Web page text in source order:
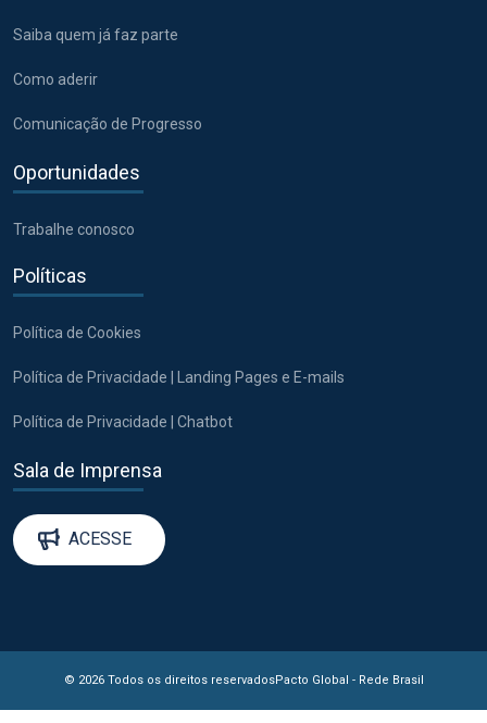
Saiba quem já faz parte
Como aderir
Comunicação de Progresso
Oportunidades
Trabalhe conosco
Políticas
Política de Cookies
Política de Privacidade | Landing Pages e E-mails
Política de Privacidade | Chatbot
Sala de Imprensa
ACESSE
© 2026 Todos os direitos reservadosPacto Global - Rede Brasil